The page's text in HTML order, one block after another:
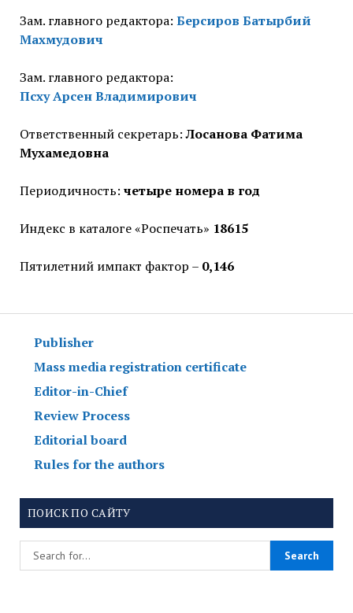
Зам. главного редактора: Берсиров Батырбий
Махмудович
Зам. главного редактора:
Псху Арсен Владимирович
Ответственный секретарь:Лосанова Фатима
Мухамедовна
Периодичность: четыре номера в год
Индекс в каталоге «Роспечать» 18615
Пятилетний импакт фактор – 0,146
Publisher
Mass media registration certificate
Editor-in-Chief
Review Process
Editorial board
Rules for the authors
ПОИСК ПО САЙТУ